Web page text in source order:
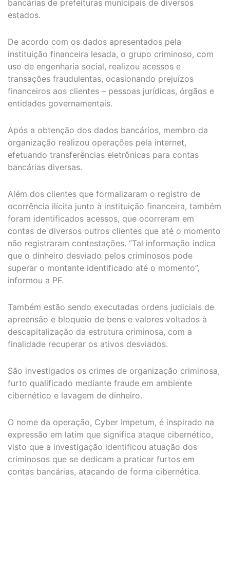
bancárias de prefeituras municipais de diversos
estados.
De acordo com os dados apresentados pela
instituição financeira lesada, o grupo criminoso, com
uso de engenharia social, realizou acessos e
transações fraudulentas, ocasionando prejuízos
financeiros aos clientes – pessoas jurídicas, órgãos e
entidades governamentais.
Após a obtenção dos dados bancários, membro da
organização realizou operações pela internet,
efetuando transferências eletrônicas para contas
bancárias diversas.
Além dos clientes que formalizaram o registro de
ocorrência ilícita junto à instituição financeira, também
foram identificados acessos, que ocorreram em
contas de diversos outros clientes que até o momento
não registraram contestações. “Tal informação indica
que o dinheiro desviado pelos criminosos pode
superar o montante identificado até o momento”,
informou a PF.
Também estão sendo executadas ordens judiciais de
apreensão e bloqueio de bens e valores voltados à
descapitalização da estrutura criminosa, com a
finalidade recuperar os ativos desviados.
São investigados os crimes de organização criminosa,
furto qualificado mediante fraude em ambiente
cibernético e lavagem de dinheiro.
O nome da operação, Cyber Impetum, é inspirado na
expressão em latim que significa ataque cibernético,
visto que a investigação identificou atuação dos
criminosos que se dedicam a praticar furtos em
contas bancárias, atacando de forma cibernética.